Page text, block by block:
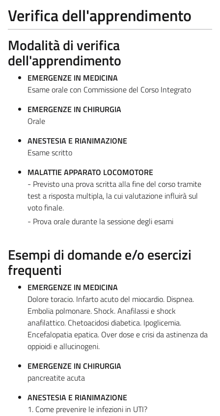
Verifica dell'apprendimento
Modalità di verifica
dell'apprendimento
EMERGENZE IN MEDICINA
Esame orale con Commissione del Corso Integrato
EMERGENZE IN CHIRURGIA
Orale
ANESTESIA E RIANIMAZIONE
Esame scritto
MALATTIE APPARATO LOCOMOTORE
- Previsto una prova scritta alla fine del corso tramite
test a risposta multipla, la cui valutazione influirà sul
voto finale.
- Prova orale durante la sessione degli esami
Esempi di domande e/o esercizi
frequenti
EMERGENZE IN MEDICINA
Dolore toracio. Infarto acuto del miocardio. Dispnea.
Embolia polmonare. Shock. Anafilassi e shock
anafilattico. Chetoacidosi diabetica. Ipoglicemia.
Encefalopatia epatica. Over dose e crisi da astinenza da
oppioidi e allucinogeni.
EMERGENZE IN CHIRURGIA
pancreatite acuta
ANESTESIA E RIANIMAZIONE
1. Come prevenire le infezioni in UTI?